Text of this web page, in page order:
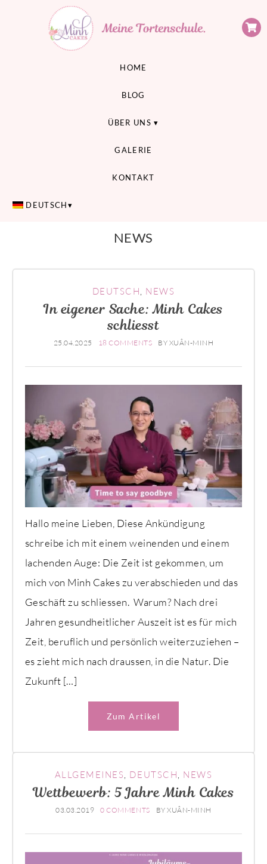
MEINE TORTENSCHULE
HOME
BLOG
ÜBER UNS
GALERIE
KONTAKT
DEUTSCH
NEWS
DEUTSCH NEWS
In eigener Sache: Minh Cakes
schliesst
25.04.2025 18 COMMENTS BY XUÂN-MINH
Hallo meine Lieben, Diese Ankündigung
schreibe ich mit einem weinenden und einem
lachenden Auge: Die Zeit ist gekommen, um
mich von Minh Cakes zu verabschieden und das
Geschäft zu schliessen. Warum? Nach drei
Jahren gesundheitlicher Auszeit ist es für mich
Zeit, beruflich und persönlich weiterzuziehen –
es zieht mich nach draussen, in die Natur. Die
Zukunft […]
Zum Artikel
ALLGEMEINES DEUTSCH NEWS
Wettbewerb: 5 Jahre Minh Cakes
03.03.2019 0 COMMENTS BYXUÂN-MINH